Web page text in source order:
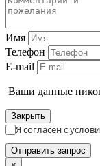
Имя
Телефон
E-mail
Ваши данные
Закрыть
Я согласен с
Отправить запрос